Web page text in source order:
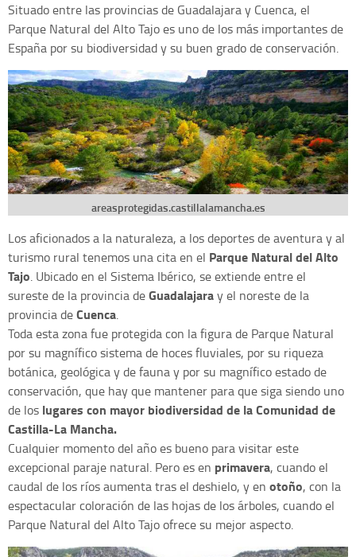
Situado entre las provincias de Guadalajara y Cuenca, el
Parque Natural del Alto Tajo es uno de los más importantes de
España por su biodiversidad y su buen grado de conservación.
areasprotegidas.castillalamancha.es
Los aficionados a la naturaleza, a los deportes de aventura y al
turismo rural tenemos una cita en el Parque Natural del Alto
Tajo. Ubicado en el Sistema Ibérico, se extiende entre el
sureste de la provincia deGuadalajaray el noreste de la
provincia deCuenca.
Toda esta zona fue protegida con la figura de Parque Natural
por su magnífico sistema de hoces fluviales, por su riqueza
botánica, geológica y de fauna y por su magnífico estado de
conservación, que hay que mantener para que siga siendo uno
de los lugares con mayor biodiversidad de laComunidad de
Castilla-La Mancha.
Cualquier momento del año es bueno para visitar este
excepcional paraje natural. Pero es en primavera, cuando el
caudal de los ríos aumenta tras el deshielo, y en otoño, con la
espectacular coloración de las hojas de los árboles, cuando el
Parque Natural del Alto Tajo ofrece su mejor aspecto.